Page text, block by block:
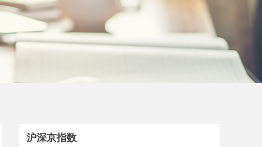
沪深京指数